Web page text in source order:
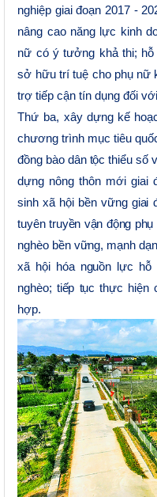
nghiệp giai đoạn 2017 -
nâng cao năng lực kinh
nữ có ý tưởng khả thi; hỗ
sở hữu trí tuệ cho phụ nữ
trợ tiếp cận tín dụng đối
Thứ ba, xây dựng kế
chương trình mục tiêu
đồng bào dân tộc thiểu số
dựng nông thôn mới giai
sinh xã hội bền vững giai
tuyên truyền vận động
nghèo bền vững, mạnh
xã hội hóa nguồn lực hỗ
nghèo; tiếp tục thực hiện
hợp.